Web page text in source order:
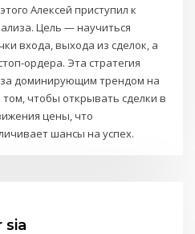
Алексей приступил к
Цель — научиться
входа, выхода из сделок, а
ордера. Эта стратегия
доминирующим трендом на
чтобы открывать сделки в
цены, что
шансы на успех.
sia